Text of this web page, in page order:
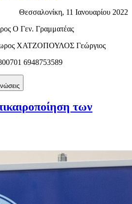
Θεσσαλονίκη, 11 Ιανουαρίου 2022
Ο Γεν. Γραμματέας
ΧΑΤΖΟΠΟΥΛΟΣ Γεώργιος
6948753589
των